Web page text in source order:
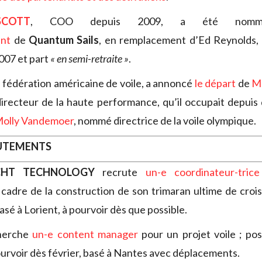
, COO depuis 2009, a été
de Quantum Sails, en remplacement d’Ed
et part « en semi-retraite ».
fédération américaine de voile, a annoncé le départ de
de la haute performance, qu’il occupait depuis
Vandemoer, nommé directrice de la voile olympique.
TECHNOLOGY recrute un-e coordinateur-
de la construction de son trimaran ultime de
à Lorient, à pourvoir dès que possible.
un-e content managerpour un projet voile ;
dès février, basé à Nantes avec déplacements.